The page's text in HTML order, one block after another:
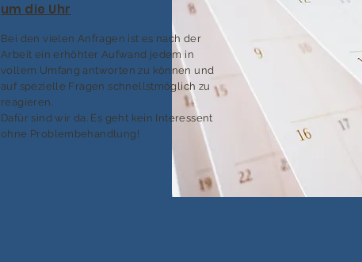
um die Uhr
Bei den vielen Anfragen ist es nach der
Arbeit ein erhöhter Aufwand jedem in
vollem Umfang antworten zu können und
auf spezielle Fragen schnellstmöglich zu
reagieren.
Dafür sind wir da. Es geht kein Interessent
ohne Problembehandlung!